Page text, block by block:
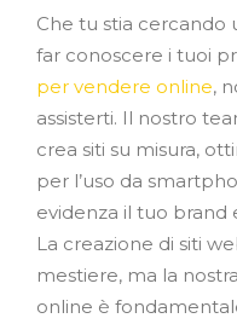
Che tu stia cercando
far conoscere i tuoi
per vendere online,
assisterti. Il nostro
crea siti su misura,
per l’uso da
evidenza il tuo brand
La creazione di siti
mestiere, ma la
online è